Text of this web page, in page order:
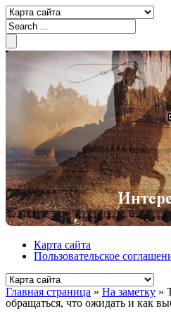
Карта сайта
Пользовательское
Главная страница » На заметку »
обращаться, что ожидать и как